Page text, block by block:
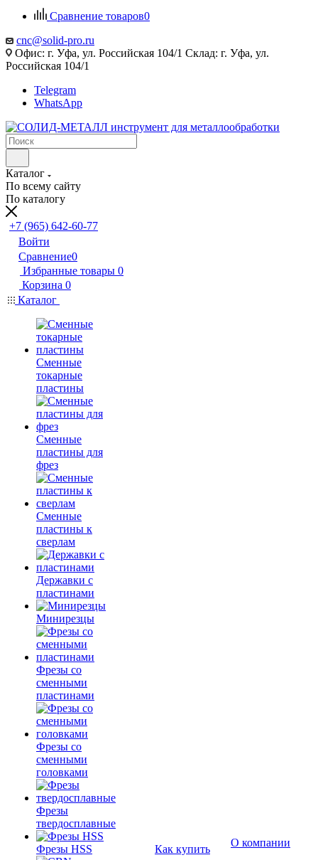
Сравнение товаров0
cnc@solid-pro.ru
Офис: г. Уфа, ул. Российская 104/1 Склад: г. Уфа, ул.
Российская 104/1
Telegram
WhatsApp
Каталог
По всему сайту
По каталогу
+7 (965) 642-60-77
Войти
Сравнение0
Избранные товары 0
Корзина 0
Каталог
Сменные
токарные
пластины
Сменные
пластины для
фрез
Сменные
пластины к
сверлам
Державки с
пластинами
Минирезцы
Фрезы со
сменными
пластинами
Фрезы со
сменными
головками
Фрезы
твердосплавные
Фрезы HSS
Как купить
О компании